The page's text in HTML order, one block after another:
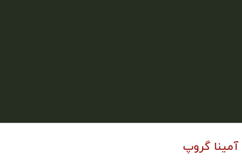
آمینا گروپ